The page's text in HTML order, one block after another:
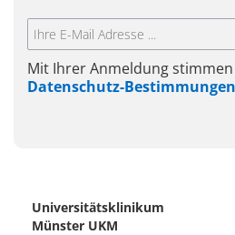
Mit Ihrer Anmeldung
Datenschutz-Bestimmungen
Universitätsklinikum
Münster UKM